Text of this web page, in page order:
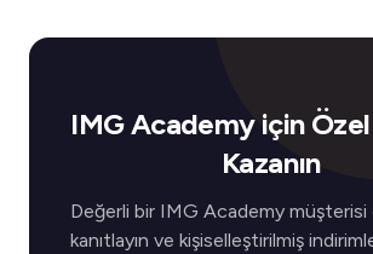
IMG Academy için
Kazanın
Değerli bir IMG Academy
kanıtlayın ve kişiselleştirilmiş